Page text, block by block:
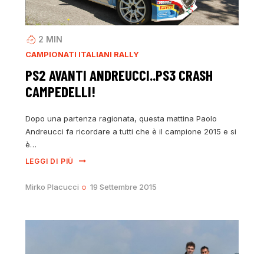
2 MIN
CAMPIONATI ITALIANI RALLY
PS2 AVANTI ANDREUCCI..PS3 CRASH
CAMPEDELLI!
Dopo una partenza ragionata, questa mattina Paolo
Andreucci fa ricordare a tutti che è il campione 2015 e si
è…
LEGGI DI PIÙ
Mirko Placucci 19 Settembre 2015